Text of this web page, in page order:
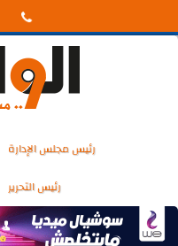

رئيس مجلس الإدارة
رئيس التحرير